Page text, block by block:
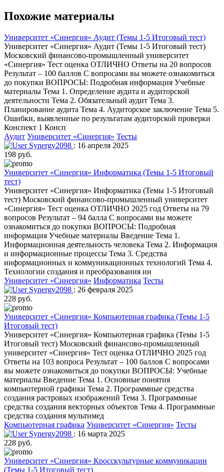
Похожие материалы
Университет «Синергия» Аудит (Темы 1-5 Итоговый тест)
Университет «Синергия» Аудит (Темы 1-5 Итоговый тест)
Московский финансово-промышленный университет
«Синергия» Тест оценка ОТЛИЧНО Ответы на 20 вопросов
Результат – 100 баллов С вопросами вы можете ознакомиться
до покупки ВОПРОСЫ: Подробная информация Учебные
материалы Тема 1. Определение аудита и аудиторской
деятельности Тема 2. Обязательный аудит Тема 3.
Планирование аудита Тема 4. Аудиторское заключение Тема 5.
Ошибки, выявленные по результатам аудиторской проверки
Конспект 1 Консп
Аудит Университет «Синергия» Тесты
Synergy2098 : 16 апреля 2025
198 руб.
Университет «Синергия» Информатика (Темы 1-5 Итоговый
тест)
Университет «Синергия» Информатика (Темы 1-5 Итоговый
тест) Московский финансово-промышленный университет
«Синергия» Тест оценка ОТЛИЧНО 2025 год Ответы на 79
вопросов Результат – 94 балла С вопросами вы можете
ознакомиться до покупки ВОПРОСЫ: Подробная
информация Учебные материалы Введение Тема 1.
Информационная деятельность человека Тема 2. Информация
и информационные процессы Тема 3. Средства
информационных и коммуникационных технологий Тема 4.
Технологии создания и преобразования ин
Университет «Синергия» Информатика Тесты
Synergy2098 : 26 февраля 2025
228 руб.
Университет «Синергия» Компьютерная графика (Темы 1-5
Итоговый тест)
Университет «Синергия» Компьютерная графика (Темы 1-5
Итоговый тест) Московский финансово-промышленный
университет «Синергия» Тест оценка ОТЛИЧНО 2025 год
Ответы на 103 вопроса Результат – 100 баллов С вопросами
вы можете ознакомиться до покупки ВОПРОСЫ: Учебные
материалы Введение Тема 1. Основные понятия
компьютерной графики Тема 2. Программные средства
создания растровых изображений Тема 3. Программные
средства создания векторных объектов Тема 4. Программные
средства создания мультимед
Компьютерная графика Университет «Синергия» Тесты
Synergy2098 : 16 марта 2025
228 руб.
Университет «Синергия» Кросскультурные коммуникации
(Темы 1-5 Итоговый тест)